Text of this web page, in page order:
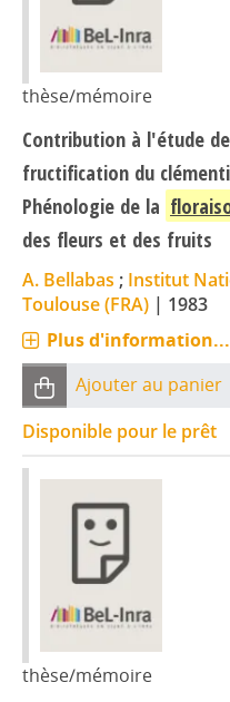
thèse/mémoire
Contribution à l'étude
fructification du
Phénologie de la
des fleurs et des fruits
A. Bellabas ; Institut
Toulouse (FRA) | 1983
Plus d'information...
Ajouter au panier
Disponible pour le prêt
thèse/mémoire